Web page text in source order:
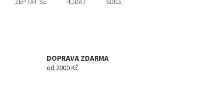
ZEPTAT SE HLÍDAT SDÍLET
DOPRAVA ZDARMA
od 2000 Kč